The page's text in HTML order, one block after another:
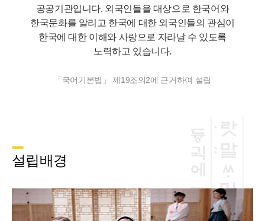
공공기관입니다. 외국인들을 대상으로 한국어와
한국문화를 알리고 한국에 대한 외국인들의 관심이
한국에 대한 이해와 사랑으로 자라날 수 있도록
노력하고 있습니다.
「국어기본법」 제19조의2에 근거하여 설립
설립배경